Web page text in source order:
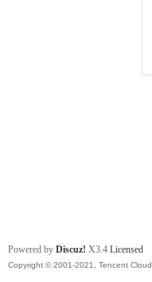
Powered by Discuz! X3.4 Licensed
Copyright © 2001-2021, Tencent Cloud.